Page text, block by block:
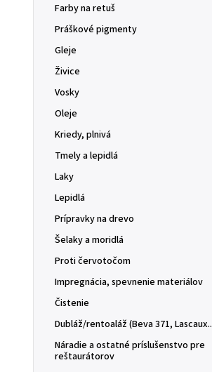
Farby na retuš
Práškové pigmenty
Gleje
Živice
Vosky
Oleje
Kriedy, plnivá
Tmely a lepidlá
Laky
Lepidlá
Prípravky na drevo
Šelaky a moridlá
Proti červotočom
Impregnácia, spevnenie materiálov
Čistenie
Dubláž/rentoaláž (Beva 371,
Náradie a ostatné príslušenstvo pre
reštaurátorov